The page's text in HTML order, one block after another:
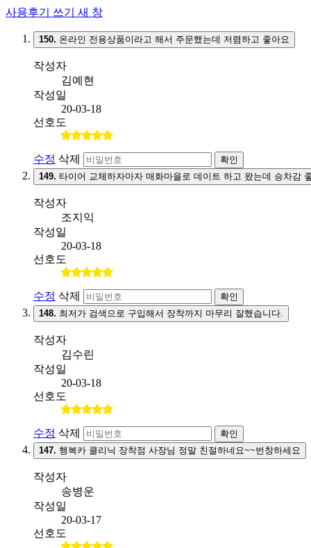
사용후기 쓰기 새 창
150. 온라인 전용상품이라고 해서 주문했는데 저렴하고 좋아요
작성자
김예현
작성일
20-03-18
선호도
수정 삭제
확인
149. 타이어 교체하자마자 매화마을로 데이트 하고 왔는데 승차감
작성자
조지익
작성일
20-03-18
선호도
수정 삭제
확인
148. 최저가 검색으로 구입해서 장착까지 마무리 잘했습니다.
작성자
김수린
작성일
20-03-18
선호도
수정 삭제
확인
147. 행복카 클리닉 장착점 사장님 정말 친절하네요~~번창하세요
작성자
송병운
작성일
20-03-17
선호도